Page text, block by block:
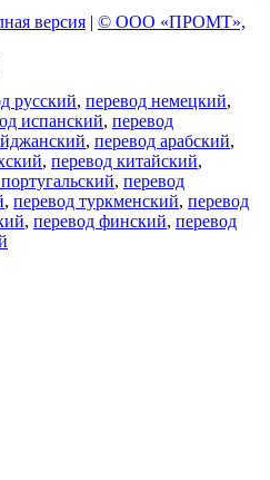
версия | © ООО «ПРОМТ»,
русский, перевод немецкий,
испанский, перевод
, перевод арабский,
, перевод китайский,
, перевод
, перевод туркменский, перевод
, перевод финский, перевод